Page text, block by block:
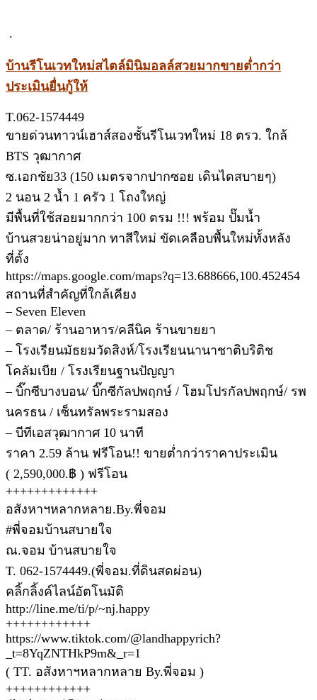
.
บ้านรีโนเวทใหม่สไตล์มินิมอลล์สวยมากขายต่ำกว่า
ประเมินยื่นกู้ให้
T.062-1574449
ขายด่วนทาวน์เฮาส์สองชั้นรีโนเวทใหม่ 18 ตรว. ใกล้
BTS วุฒากาศ
ซ.เอกชัย33 (150 เมตรจากปากซอย เดินไดสบายๆ)
2 นอน 2 น้ำ 1 ครัว 1 โถงใหญ่
มีพื้นที่ใช้สอยมากกว่า 100 ตรม !!! พร้อม ปั๊มน้ำ
บ้านสวยน่าอยู่มาก ทาสีใหม่ ขัดเคลือบพื้นใหม่ทั้งหลัง
ที่ตั้ง
https://maps.google.com/maps?q=13.688666,100.452454
สถานที่สำคัญที่ใกล้เคียง
– Seven Eleven
– ตลาด/ ร้านอาหาร/คลีนิค ร้านขายยา
– โรงเรียนมัธยมวัดสิงห์/โรงเรียนนานาชาติบริติช
โคลัมเบีย / โรงเรียนฐานปัญญา
– บิ๊กซีบางบอน/ บิ๊กซีกัลปพฤกษ์ / โฮมโปรกัลปพฤกษ์/ รพ
นครธน / เซ็นทรัลพระรามสอง
– บีทีเอสวุฒากาศ 10 นาที
ราคา 2.59 ล้าน ฟรีโอน!! ขายต่ำกว่าราคาประเมิน
( 2,590,000.฿ ) ฟรีโอน
+++++++++++++
อสังหาฯหลากหลาย.By.พี่จอม
#พี่จอมบ้านสบายใจ
ณ.จอม บ้านสบายใจ
T. 062-1574449.(พี่จอม.ที่ดินสดผ่อน)
คลิ้กลิ้งค์ไลน์อัตโนมัติ
http://line.me/ti/p/~nj.happy
++++++++++++
https://www.tiktok.com/@landhappyrich?
_t=8YqZNTHkP9m&_r=1
( TT. อสังหาฯหลากหลาย By.พี่จอม )
++++++++++++